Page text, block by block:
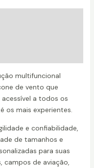
multifuncional
de vento que
a todos os
os mais experientes.
e confiabilidade,
de tamanhos e
para suas
campos de aviação,